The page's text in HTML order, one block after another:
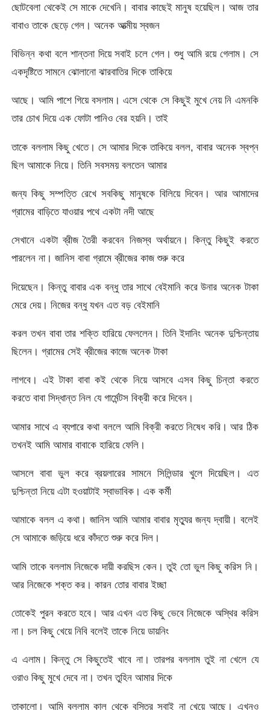
ছোটবেলা থেকেই সে মাকে দেখেনি। বাবার কাছেই মানুষ হয়েছিল। আজ তার
বাবাও তাকে ছেড়ে গেল। অনেক আত্মীয় স্বজন
বিভিন্ন কথা বলে শান্তনা দিয়ে সবাই চলে গেল। শুধু আমি রয়ে গেলাম। সে
একদৃষ্টিতে সামনে ঝোলানো ঝারবাতির দিকে তাকিয়ে
আছে। আমি পাশে গিয়ে বসলাম। এসে থেকে সে কিছুই মুখে নেয় নি এমনকি
তার চোখ দিয়ে এক ফোটা পানিও বের হয়নি। তাই
তাকে বললাম কিছু খেতে। সে আমার দিকে তাকিয়ে বলল, বাবার অনেক স্বপ্ন
ছিল আমাকে নিয়ে। তিনি সবসময় বলতেন আমার
জন্য কিছু সম্পত্তি রেখে সবকিছু মানুষকে বিলিয়ে দিবেন। আর আমাদের
গ্রামের বাড়িতে যাওয়ার পথে একটা নদী আছে
সেখানে একটা ব্রীজ তৈরী করবেন নিজস্ব অর্থায়নে। কিন্তু কিছুই করতে
পারলেন না। জানিস বাবা গ্রামে ব্রীজের কাজ শুরু করে
দিয়েছেন। কিন্তু বাবার এক বন্ধু তার সাথে বেইমানি করে উনার অনেক টাকা
মেরে দেয়। নিজের বন্ধু যখন এত বড় বেইমানি
করল তখন বাবা তার শক্তি হারিয়ে ফেললেন। তিনি ইদানিং অনেক দুশ্চিন্তায়
ছিলেন। গ্রামের সেই ব্রীজের কাজে অনেক টাকা
লাগবে। এই টাকা বাবা কই থেকে নিয়ে আসবে এসব কিছু চিন্তা করতে
করতে বাবা সিদ্ধান্ত নিল যে গার্মেন্টস বিক্রী করে দিবেন।
আমার সাথে এ ব্যপারে কথা বললে আমি বিক্রী করতে নিষেধ করি। আর ঠিক
তখনই আমি আমার বাবাকে হারিয়ে ফেলি।
আসলে বাবা ভুল করে ব্রয়লারের সামনে সিলিন্ডার খুলে দিয়েছিল। এত
দুশ্চিন্তা নিয়ে এটা হওয়াটাই স্বাভাবিক। এক কর্মী
আমাকে বলল এ কথা। জানিস আমি আমার বাবার মৃত্যুর জন্য দ্বায়ী। বলেই
সে আমাকে জড়িয়ে ধরে কাঁদতে শুরু করে দিল।
আমি তাকে বললাম নিজেকে দায়ী করছিস কেন। তুই তো ভুল কিছু করিস নি।
আর নিজেকে শক্ত কর। কারন তোর বাবার ইচ্ছা
তোকেই পুরন করতে হবে। আর এখন এত কিছু ভেবে নিজেকে অস্থির করিস
না। চল কিছু খেয়ে নিবি বলেই তাকে নিয়ে ডায়নিং
এ এলাম। কিন্তু সে কিছুতেই খাবে না। তারপর বললাম তুই না খেলে যে
ওরাও কিছু মুখে দেবে না। তখন তুহিন আমার দিকে
তাকালো। আমি বললাম কাল থেকে বস্তির সবাই না খেয়ে আছে। এখনও